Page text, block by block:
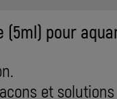
(5ml) pour
et